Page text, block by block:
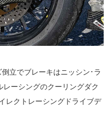
立でブレーキはニッシン･ラ
ーシングのクーリングダク
レクトレーシングドライブデ